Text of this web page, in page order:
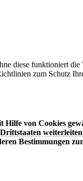
diese funktioniert die
zum Schutz
von Cookies
weiterleiten
Bestimmungen